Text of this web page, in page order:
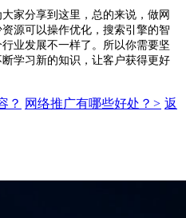
分享到这里，总的来说，做网
源可以操作优化，搜索引擎的智
业发展不一样了。所以你需要坚
学习新的知识，让客户获得更好
？ 网络推广有哪些好处？ > 返